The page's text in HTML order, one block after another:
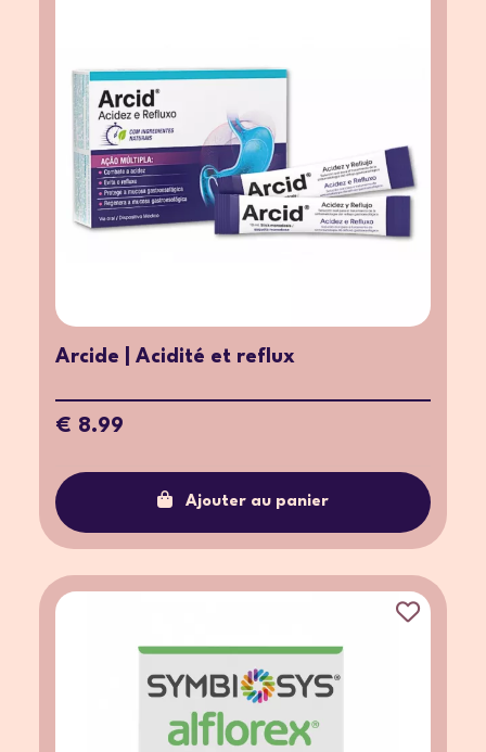
Arcide | Acidité et reflux
€ 8.99
Ajouter au panier